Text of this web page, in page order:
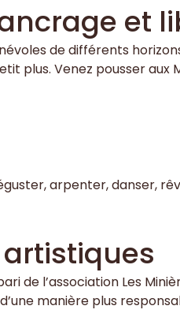
et
de différents
plus. Venez pousser
arpenter, danser,
de l’association Les
manière plus